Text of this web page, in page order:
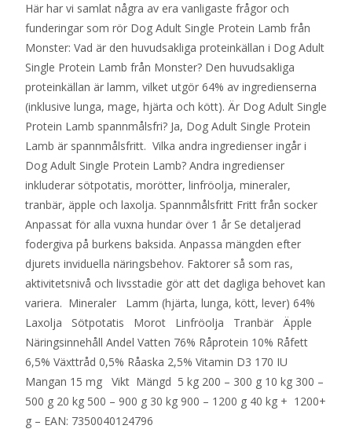
Här har vi samlat några av era vanligaste frågor och
funderingar som rör Dog Adult Single Protein Lamb från
Monster: Vad är den huvudsakliga proteinkällan i Dog Adult
Single Protein Lamb från Monster? Den huvudsakliga
proteinkällan är lamm, vilket utgör 64% av ingredienserna
(inklusive lunga, mage, hjärta och kött). Är Dog Adult Single
Protein Lamb spannmålsfri? Ja, Dog Adult Single Protein
Lamb är spannmålsfritt. Vilka andra ingredienser ingår i
Dog Adult Single Protein Lamb? Andra ingredienser
inkluderar sötpotatis, morötter, linfröolja, mineraler,
tranbär, äpple och laxolja. Spannmålsfritt Fritt från socker
Anpassat för alla vuxna hundar över 1 år Se detaljerad
fodergiva på burkens baksida. Anpassa mängden efter
djurets inviduella näringsbehov. Faktorer så som ras,
aktivitetsnivå och livsstadie gör att det dagliga behovet kan
variera. Mineraler Lamm (hjärta, lunga, kött, lever) 64%
Laxolja Sötpotatis Morot Linfröolja Tranbär Äpple
Näringsinnehåll Andel Vatten 76% Råprotein 10% Råfett
6,5% Växttråd 0,5% Råaska 2,5% Vitamin D3 170 IU
Mangan 15 mg Vikt Mängd 5 kg 200 – 300 g 10 kg 300 –
500 g 20 kg 500 – 900 g 30 kg 900 – 1200 g 40 kg + 1200+
g – EAN: 7350040124796